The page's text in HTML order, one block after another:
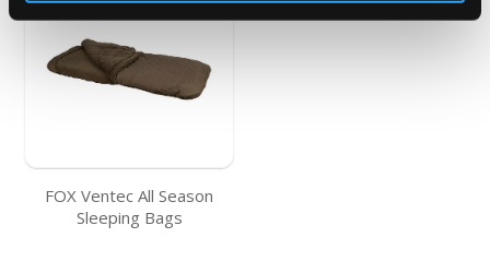
FOX Ventec All Season
Sleeping Bags